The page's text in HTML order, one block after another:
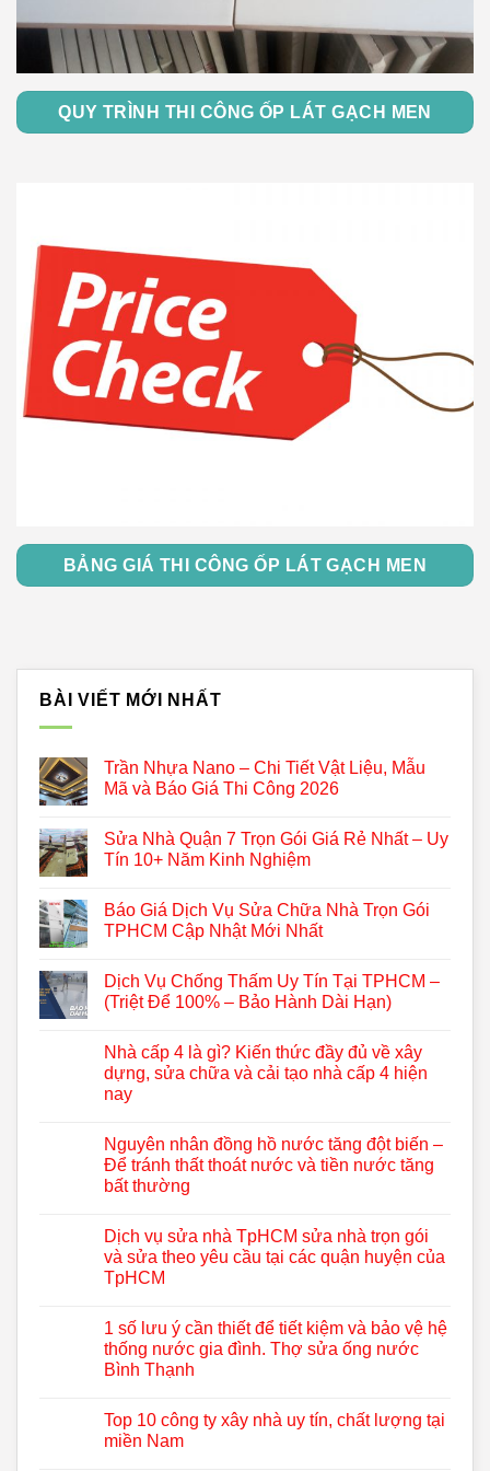
QUY TRÌNH THI CÔNG ỐP LÁT GẠCH MEN
BẢNG GIÁ THI CÔNG ỐP LÁT GẠCH MEN
BÀI VIẾT MỚI NHẤT
Trần Nhựa Nano – Chi Tiết Vật Liệu, Mẫu
Mã và Báo Giá Thi Công 2026
Sửa Nhà Quận 7 Trọn Gói Giá Rẻ Nhất – Uy
Tín 10+ Năm Kinh Nghiệm
Báo Giá Dịch Vụ Sửa Chữa Nhà Trọn Gói
TPHCM Cập Nhật Mới Nhất
Dịch Vụ Chống Thấm Uy Tín Tại TPHCM –
(Triệt Để 100% – Bảo Hành Dài Hạn)
Nhà cấp 4 là gì? Kiến thức đầy đủ về xây
dựng, sửa chữa và cải tạo nhà cấp 4 hiện
nay
Nguyên nhân đồng hồ nước tăng đột biến –
Để tránh thất thoát nước và tiền nước tăng
bất thường
Dịch vụ sửa nhà TpHCM sửa nhà trọn gói
và sửa theo yêu cầu tại các quận huyện của
TpHCM
1 số lưu ý cần thiết để tiết kiệm và bảo vệ hệ
thống nước gia đình. Thợ sửa ống nước
Bình Thạnh
Top 10 công ty xây nhà uy tín, chất lượng tại
miền Nam